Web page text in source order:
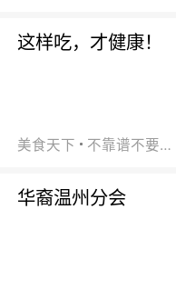
这样吃，才健康！
美食天下 不靠谱不要联系
华裔温州分会